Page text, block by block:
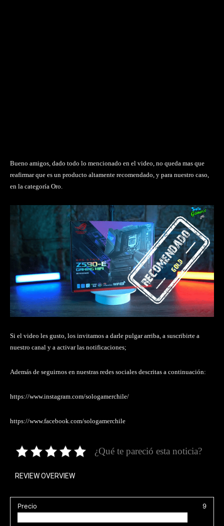
Bueno amigos, dado todo lo mencionado en el video, no queda mas que
reafirmar que es un producto altamente recomendado, y para nuestro caso,
en la categoría Oro.
Si el video les gusto, los invitamos a darle pulgar arriba, a suscribirte a
nuestro canal y a activar las notificaciones;
Además de seguirnos en nuestras redes sociales descritas a continuación:
https://www.instagram.com/sologamerchile/
https://www.facebook.com/sologamerchile
¿Qué te pareció esta noticia?
REVIEW OVERVIEW
Precio 9